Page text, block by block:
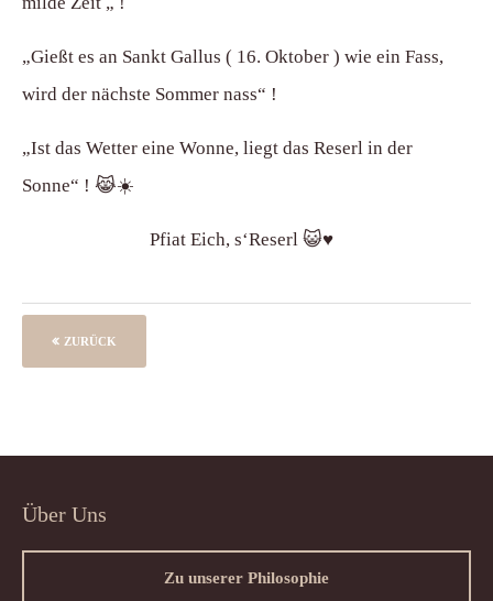
„Gießt es an Sankt Gallus ( 16. Oktober ) wie ein Fass,
wird der nächste Sommer nass“ !
„Ist das Wetter eine Wonne, liegt das Reserl in der
Sonne“ ! 😹☀️
Pfiat Eich, s‘Reserl 😺♥️
ZURÜCK
Über Uns
Zu unserer Philosophie